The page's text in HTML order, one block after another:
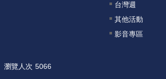
台灣週
其他活動
影音專區
瀏覽人次 5066